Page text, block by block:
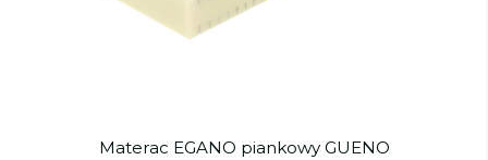
Materac EGANO piankowy GUENO